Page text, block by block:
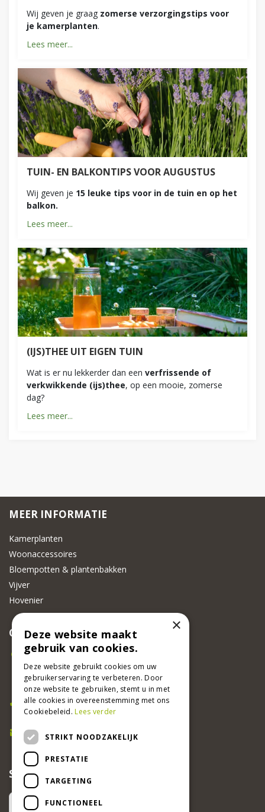
Wij geven je graag zomerse verzorgingstips voor
je kamerplanten.
Lees meer...
TUIN- EN BALKONTIPS VOOR AUGUSTUS
Wij geven je 15 leuke tips voor in de tuin en op het
balkon.
Lees meer...
(IJS)THEE UIT EIGEN TUIN
Wat is er nu lekkerder dan een verfrissende of
verkwikkende (ijs)thee, op een mooie, zomerse
dag?
Lees meer...
MEER INFORMATIE
Kamerplanten
Woonaccessoires
Bloempotten & plantenbakken
Vijver
Hovenier
CONTACT
Beeker Tuincentrum
Adsteeg 31
6191 PW Beek
Bel ons
046 437 2881
E-mail
info@beekertuincentrum.nl
SCHRIJF EEN RECENSIE EN WIN!
×
Deze website maakt
gebruik van cookies.
Deze website gebruikt cookies om uw
gebruikerservaring te verbeteren. Door
onze website te gebruiken, stemt u in met
alle cookies in overeenstemming met ons
Cookiebeleid.Lees verder
STRIKT NOODZAKELIJK
PRESTATIE
TARGETING
FUNCTIONEEL